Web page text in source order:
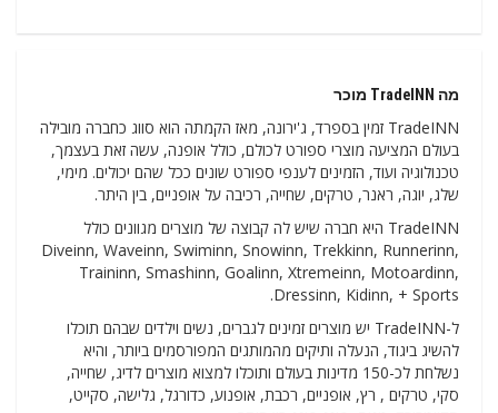
מה TradeINN מוכר
TradeINN זמין בספרד, ג'ירונה, מאז הקמתה הוא סווג כחברה מובילה
בעולם המציעה מוצרי ספורט לכולם, כולל אופנה, עשה זאת בעצמך,
טכנולוגיה ועוד, הזמינים לענפי ספורט שונים ככל שהם יכולים. מימי,
שלג, יוגה, ראנר, טרקים, שחייה, רכיבה על אופניים, בין היתר.
TradeINN היא חברה שיש לה קבוצה של מוצרים מגוונים כולל
Diveinn, Waveinn, Swiminn, Snowinn, Trekkinn, Runnerinn,
Traininn, Smashinn, Goalinn, Xtremeinn, Motoardinn,
Dressinn, Kidinn, + Sports.
ל-TradeINN יש מוצרים זמינים לגברים, נשים וילדים שבהם תוכלו
להשיג ביגוד, הנעלה ותיקים מהמותגים המפורסמים ביותר, והיא
נשלחת לכ-150 מדינות בעולם ותוכלו למצוא מוצרים לדיג, שחייה,
סקי, טרקים , רץ, אופניים, רכבת, אופנוע, כדורגל, גלישה, סקייט,